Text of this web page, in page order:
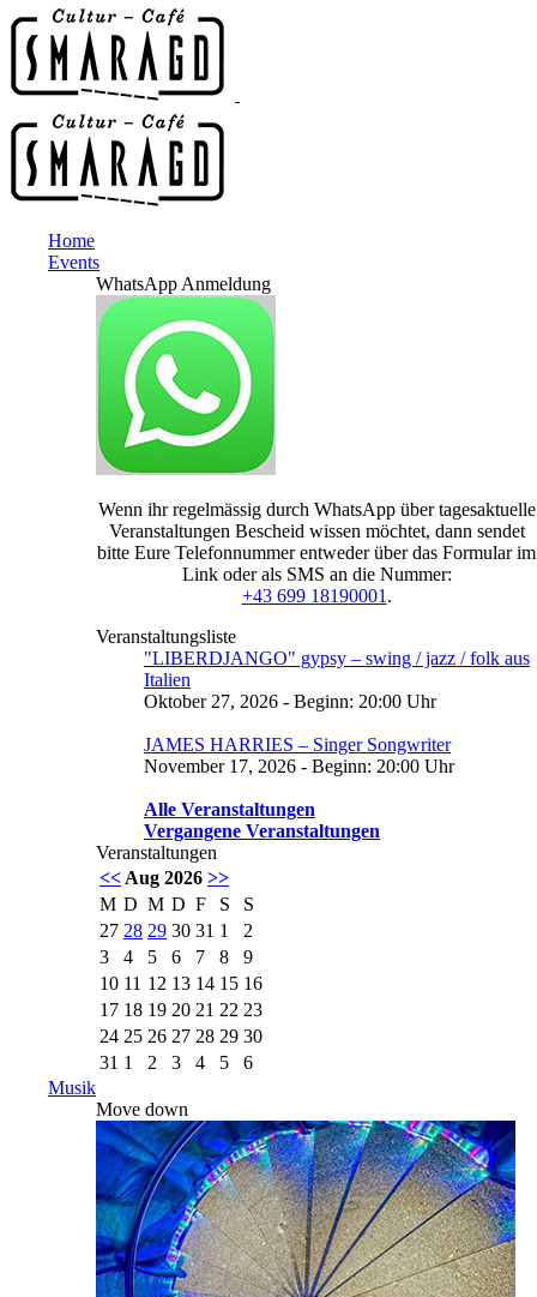
Home
Events
WhatsApp Anmeldung
Wenn ihr regelmässig durch WhatsApp über tagesaktuelle
Veranstaltungen Bescheid wissen möchtet, dann sendet
bitte Eure Telefonnummer entweder über das Formular im
Link oder als SMS an die Nummer:
+43 699 18190001 .
Veranstaltungsliste
"LIBERDJANGO" gypsy – swing / jazz / folk aus
Italien
Oktober 27, 2026 - Beginn: 20:00 Uhr
JAMES HARRIES – Singer Songwriter
November 17, 2026 - Beginn: 20:00 Uhr
Alle Veranstaltungen
Vergangene Veranstaltungen
Veranstaltungen
<< Aug 2026 >>
M D M D F S
S
27 28 29 30 31 1
2
3
4 5 6 7 8
9
10 11 12 13 14 15 16
17 18 19 20 21 22 23
24 25 26 27 28 29 30
31 1 2 3 4 5
6
Musik
Move down